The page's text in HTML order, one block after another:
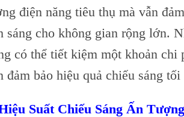
điện năng tiêu thụ mà vẫn
sáng cho không gian rộng lớn.
có thể tiết kiệm một khoản chi
đảm bảo hiệu quả chiếu sáng tối
Suất Chiếu Sáng Ấn